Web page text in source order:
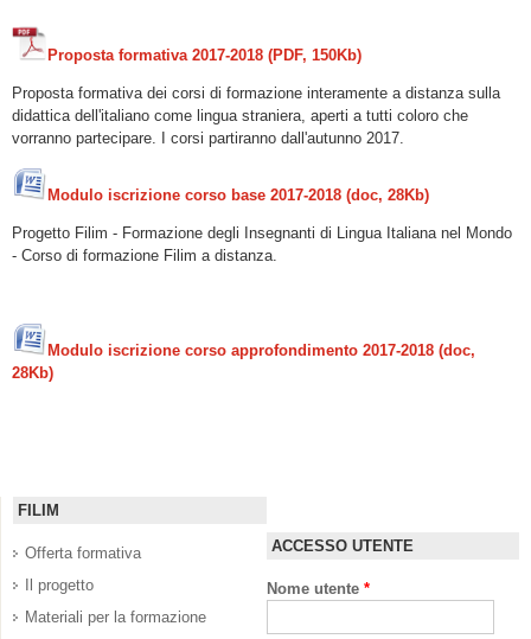
Proposta formativa 2017-2018 (PDF, 150Kb)
Proposta formativa dei corsi di formazione interamente a distanza sulla
didattica dell'italiano come lingua straniera, aperti a tutti coloro che
vorranno partecipare. I corsi partiranno dall'autunno 2017.
Modulo iscrizione corso base 2017-2018 (doc, 28Kb)
Progetto Filim - Formazione degli Insegnanti di Lingua Italiana nel Mondo
- Corso di formazione Filim a distanza.
Modulo iscrizione corso approfondimento 2017-2018 (doc,
28Kb)
FILIM
Offerta formativa
Il progetto
Materiali per la formazione
ACCESSO UTENTE
Nome utente *